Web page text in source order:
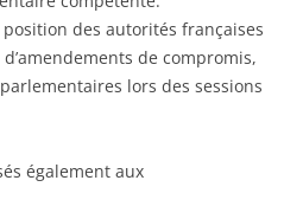
position des autorités françaises
de compromis,
lors des sessions
également aux